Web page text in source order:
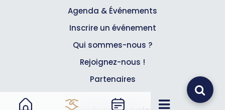
Agenda & Événements
Inscrire un événement
Qui sommes-nous ?
Rejoignez-nous !
Partenaires